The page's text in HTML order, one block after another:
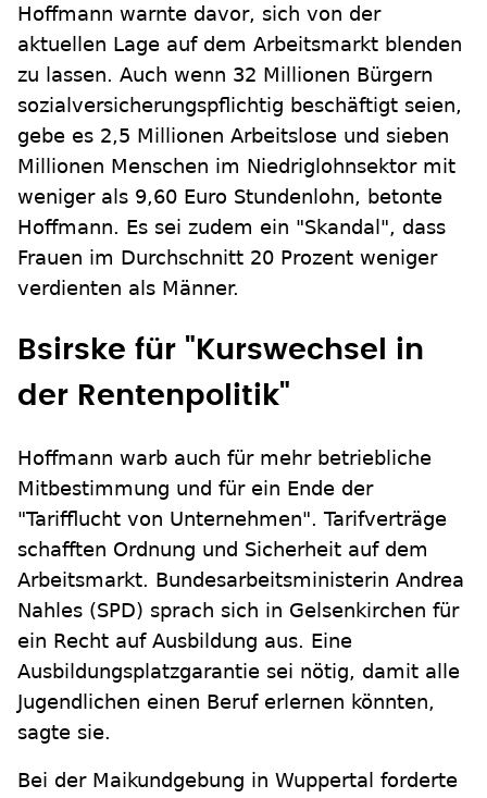
Hoffmann warnte davor, sich von der
aktuellen Lage auf dem Arbeitsmarkt blenden
zu lassen. Auch wenn 32 Millionen Bürgern
sozialversicherungspflichtig beschäftigt seien,
gebe es 2,5 Millionen Arbeitslose und sieben
Millionen Menschen im Niedriglohnsektor mit
weniger als 9,60 Euro Stundenlohn, betonte
Hoffmann. Es sei zudem ein "Skandal", dass
Frauen im Durchschnitt 20 Prozent weniger
verdienten als Männer.
Bsirske für "Kurswechsel in
der Rentenpolitik"
Hoffmann warb auch für mehr betriebliche
Mitbestimmung und für ein Ende der
"Tarifflucht von Unternehmen". Tarifverträge
schafften Ordnung und Sicherheit auf dem
Arbeitsmarkt. Bundesarbeitsministerin Andrea
Nahles (SPD) sprach sich in Gelsenkirchen für
ein Recht auf Ausbildung aus. Eine
Ausbildungsplatzgarantie sei nötig, damit alle
Jugendlichen einen Beruf erlernen könnten,
sagte sie.
Bei der Maikundgebung in Wuppertal forderte